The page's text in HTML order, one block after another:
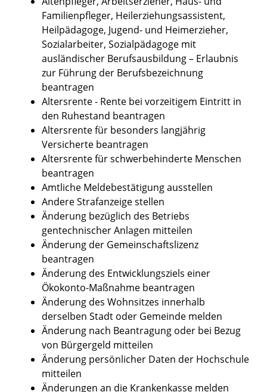
Familienpfleger, Heilerziehungsassistent,
Heilpädagoge, Jugend- und Heimerzieher,
Sozialarbeiter, Sozialpädagoge mit
ausländischer Berufsausbildung – Erlaubnis
zur Führung der Berufsbezeichnung
beantragen
Altersrente - Rente bei vorzeitigem Eintritt in
den Ruhestand beantragen
Altersrente für besonders langjährig
Versicherte beantragen
Altersrente für schwerbehinderte Menschen
beantragen
Amtliche Meldebestätigung ausstellen
Andere Strafanzeige stellen
Änderung bezüglich des Betriebs
gentechnischer Anlagen mitteilen
Änderung der Gemeinschaftslizenz
beantragen
Änderung des Entwicklungsziels einer
Ökokonto-Maßnahme beantragen
Änderung des Wohnsitzes innerhalb
derselben Stadt oder Gemeinde melden
Änderung nach Beantragung oder bei Bezug
von Bürgergeld mitteilen
Änderung persönlicher Daten der Hochschule
mitteilen
Änderungen an die Krankenkasse melden